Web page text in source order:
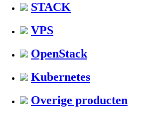
STACK
VPS
OpenStack
Kubernetes
Overige producten